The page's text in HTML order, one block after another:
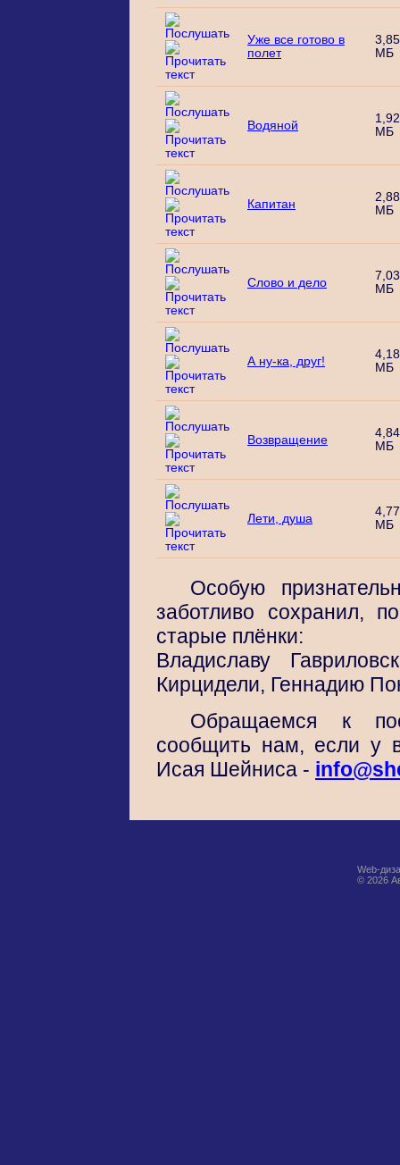
Уже все готово в
полет
3,85
МБ
Водяной
1,92
МБ
Капитан
2,88
МБ
Слово и дело
7,03
МБ
А ну-ка, друг!
4,18
МБ
Возвращение
4,84
МБ
Лети, душа
4,77
МБ
Особую
заботливо сохранил,
старые плёнки:
Владиславу
Кирцидели, Геннадию
Обращаемся к
сообщить нам, если у
Исая Шейниса -
Web-
© 2026